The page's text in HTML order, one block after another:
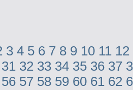
3 4 5 6 7 8 9 10 11 12
31 32 33 34 35 36 37
56 57 58 59 60 61 62